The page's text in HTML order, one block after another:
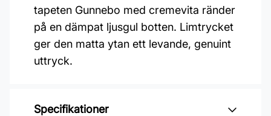
tapeten Gunnebo med cremevita ränder
på en dämpat ljusgul botten. Limtrycket
ger den matta ytan ett levande, genuint
uttryck.
Specifikationer